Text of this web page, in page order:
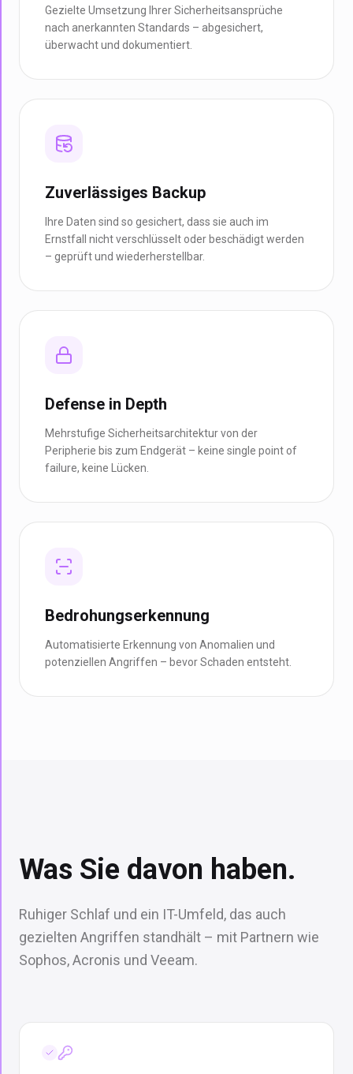
Gezielte Umsetzung Ihrer Sicherheitsansprüche
nach anerkannten Standards – abgesichert,
überwacht und dokumentiert.
Zuverlässiges Backup
Ihre Daten sind so gesichert, dass sie auch im
Ernstfall nicht verschlüsselt oder beschädigt werden
– geprüft und wiederherstellbar.
Defense in Depth
Mehrstufige Sicherheitsarchitektur von der
Peripherie bis zum Endgerät – keine single point of
failure, keine Lücken.
Bedrohungserkennung
Automatisierte Erkennung von Anomalien und
potenziellen Angriffen – bevor Schaden entsteht.
Was Sie davon haben.
Ruhiger Schlaf und ein IT-Umfeld, das auch
gezielten Angriffen standhält – mit Partnern wie
Sophos, Acronis und Veeam.